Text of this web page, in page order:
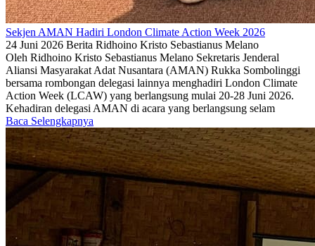
Sekjen AMAN Hadiri London Climate Action Week 2026
24 Juni 2026 Berita Ridhoino Kristo Sebastianus Melano
Oleh Ridhoino Kristo Sebastianus Melano Sekretaris Jenderal
Aliansi Masyarakat Adat Nusantara (AMAN) Rukka Sombolinggi
bersama rombongan delegasi lainnya menghadiri London Climate
Action Week (LCAW) yang berlangsung mulai 20-28 Juni 2026.
Kehadiran delegasi AMAN di acara yang berlangsung selam
Baca Selengkapnya